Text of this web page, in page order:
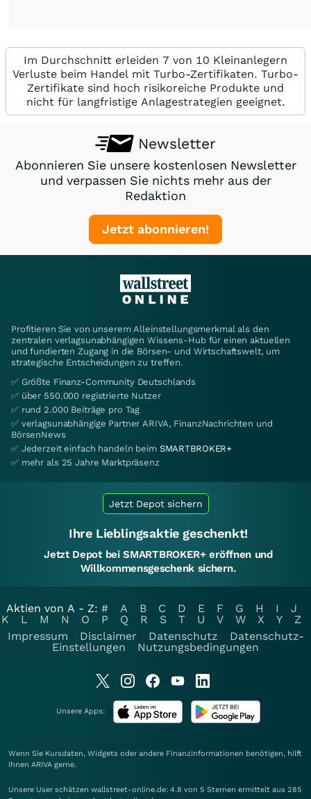
Im Durchschnitt erleiden 7 von 10 Kleinanlegern
Verluste beim Handel mit Turbo-Zertifikaten. Turbo-
Zertifikate sind hoch risikoreiche Produkte und
nicht für langfristige Anlagestrategien geeignet.
Newsletter
Abonnieren Sie unsere kostenlosen Newsletter
und verpassen Sie nichts mehr aus der
Redaktion
Jetzt abonnieren!
Profitieren Sie von unserem Alleinstellungsmerkmal als den
zentralen verlagsunabhängigen Wissens-Hub für einen aktuellen
und fundierten Zugang in die Börsen- und Wirtschaftswelt, um
strategische Entscheidungen zu treffen.
✅ Größte Finanz-Community Deutschlands
✅ über 550.000 registrierte Nutzer
✅ rund 2.000 Beiträge pro Tag
✅ verlagsunabhängige Partner ARIVA, FinanzNachrichten und
BörsenNews
✅ Jederzeit einfach handeln beim SMARTBROKER+
✅ mehr als 25 Jahre Marktpräsenz
Jetzt Depot sichern
Ihre Lieblingsaktie geschenkt!
Jetzt Depot bei SMARTBROKER+ eröffnen und
Willkommensgeschenk sichern.
Aktien von A - Z: # A B C D E F G H I
J
K
L M N O P Q R S T U V W X Y
Z
Impressum
Disclaimer Datenschutz
Datenschutz-
Einstellungen
Nutzungsbedingungen
Unsere Apps:
Wenn Sie Kursdaten, Widgets oder andere Finanzinformationen benötigen, hilft
Ihnen ARIVA gerne.
Unsere User schätzen wallstreet-online.de: 4.8 von 5 Sternen ermittelt aus 285